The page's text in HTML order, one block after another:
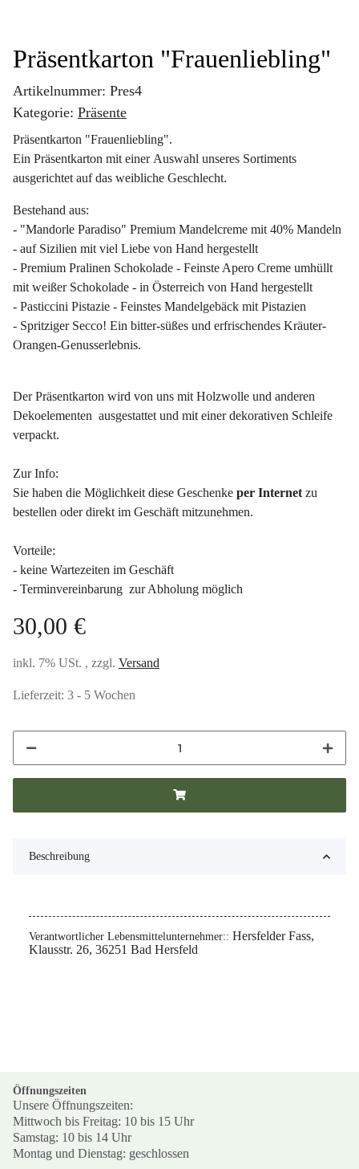
Präsentkarton "Frauenliebling"
Artikelnummer: Pres4
Kategorie: Präsente
Präsentkarton "Frauenliebling".
Ein Präsentkarton mit einer Auswahl unseres Sortiments
ausgerichtet auf das weibliche Geschlecht.
Bestehand aus:
- "Mandorle Paradiso" Premium Mandelcreme mit 40% Mandeln
- auf Sizilien mit viel Liebe von Hand hergestellt
- Premium Pralinen Schokolade - Feinste Apero Creme umhüllt
mit weißer Schokolade - in Österreich von Hand hergestellt
- Pasticcini Pistazie - Feinstes Mandelgebäck mit Pistazien
- Spritziger Secco! Ein bitter-süßes und erfrischendes Kräuter-
Orangen-Genusserlebnis.
Der Präsentkarton wird von uns mit Holzwolle und anderen
Dekoelementen ausgestattet und mit einer dekorativen Schleife
verpackt.
Zur Info:
Sie haben die Möglichkeit diese Geschenke per Internet zu
bestellen oder direkt im Geschäft mitzunehmen.
Vorteile:
- keine Wartezeiten im Geschäft
- Terminvereinbarung zur Abholung möglich
30,00 €
inkl. 7% USt. , zzgl. Versand
Lieferzeit: 3 - 5 Wochen
Beschreibung
Verantwortlicher Lebensmittelunternehmer:: Hersfelder Fass,
Klausstr. 26, 36251 Bad Hersfeld
Öffnungszeiten
Unsere Öffnungszeiten:
Mittwoch bis Freitag: 10 bis 15 Uhr
Samstag: 10 bis 14 Uhr
Montag und Dienstag: geschlossen